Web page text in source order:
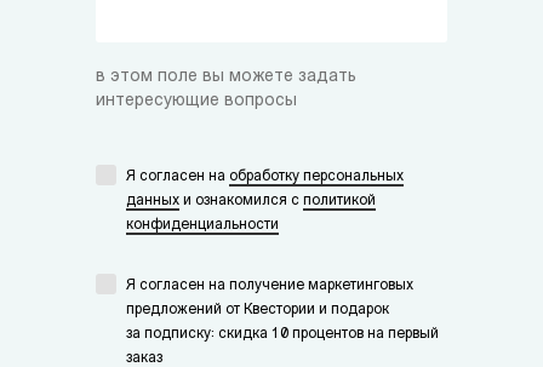
в этом поле вы можете задать
интересующие вопросы
Я согласен на обработку персональных
данных и ознакомился с политикой
конфиденциальности
Я согласен на получение маркетинговых
предложений от Квестории и подарок
за подписку: скидка 10 процентов на первый
заказ